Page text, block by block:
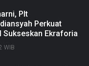
Plt
Perkuat
Sukseskan Ekraforia
sebagai
WIB